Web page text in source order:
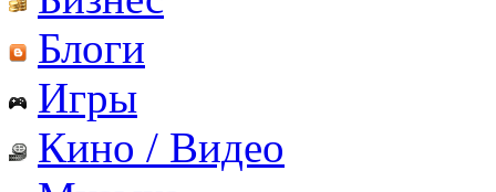
Блоги
Игры
Кино / Видео